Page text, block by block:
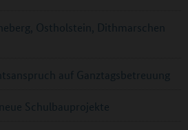
Ostholstein, Dithmarschen
auf Ganztagsbetreuung
Schulbauprojekte